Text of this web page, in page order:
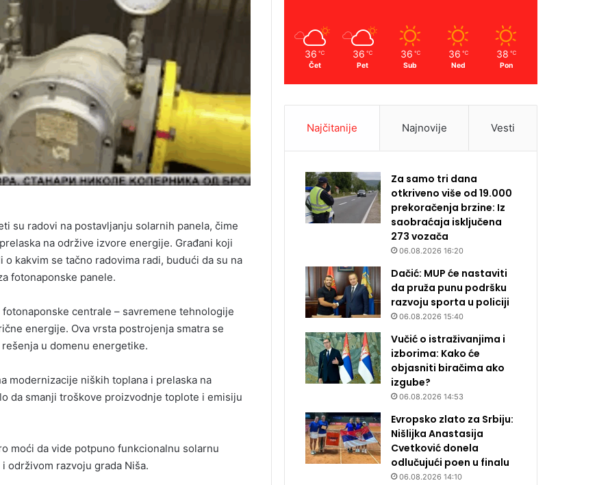
su radovi na postavljanju solarnih panela, čime
na održive izvore energije. Građani koji
kakvim se tačno radovima radi, budući da su na
fotonaponske panele.
centrale – savremene tehnologije
energije. Ova vrsta postrojenja smatra se
u domenu energetike.
modernizacije niških toplana i prelaska na
da smanji troškove proizvodnje toplote i emisiju
moći da vide potpuno funkcionalnu solarnu
održivom razvoju grada Niša.
36 ℃
Čet
36 ℃
Pet
36 ℃
Sub
36 ℃
Ned
38 ℃
Pon
Najčitanije Najnovije Vesti
Za samo tri dana
otkriveno više od 19.000
prekoračenja brzine: Iz
saobraćaja isključena
273 vozača
06.08.2026 16:20
Dačić: MUP će nastaviti
da pruža punu podršku
razvoju sporta u policiji
06.08.2026 15:40
Vučić o istraživanjima i
izborima: Kako će
objasniti biračima ako
izgube?
06.08.2026 14:53
Evropsko zlato za Srbiju:
Nišlijka Anastasija
Cvetković donela
odlučujući poen u finalu
06.08.2026 14:10